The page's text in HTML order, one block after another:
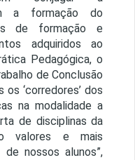
a formação do
de formação e
adquiridos ao
Pedagógica, o
de Conclusão
‘corredores’ dos
na modalidade a
de disciplinas da
valores e mais
nossos alunos”,